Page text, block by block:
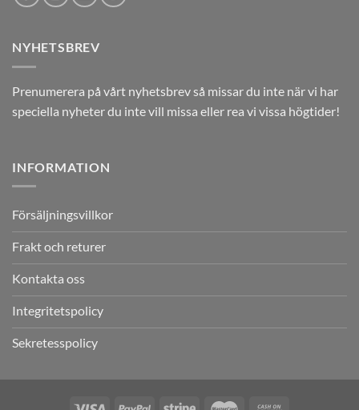
NYHETSBREV
Prenumerera på vårt nyhetsbrev så missar du inte när vi har
speciella nyheter du inte vill missa eller rea vi vissa högtider!
INFORMATION
Försäljningsvillkor
Frakt och returer
Kontakta oss
Integritetspolicy
Sekretesspolicy